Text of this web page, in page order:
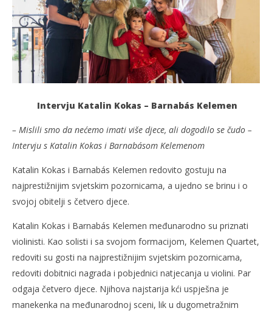
TRENUTNO OTVORENO
Večeras u Hrvatskom domu: Katalin Kokas i
Barnabás Kelemen
16.10.2025.
Intervju Katalin Kokas – Barnabás Kelemen
– Mislili smo da nećemo imati više djece, ali dogodilo se čudo –
Intervju s Katalin Kokas i Barnabásom Kelemenom
Katalin Kokas i Barnabás Kelemen redovito gostuju na
najprestižnijim svjetskim pozornicama, a ujedno se brinu i o
svojoj obitelji s četvero djece.
Katalin Kokas i Barnabás Kelemen međunarodno su priznati
violinisti. Kao solisti i sa svojom formacijom, Kelemen Quartet,
redoviti su gosti na najprestižnijim svjetskim pozornicama,
redoviti dobitnici nagrada i pobjednici natjecanja u violini. Par
odgaja četvero djece. Njihova najstarija kći uspješna je
manekenka na međunarodnoj sceni, lik u dugometražnim